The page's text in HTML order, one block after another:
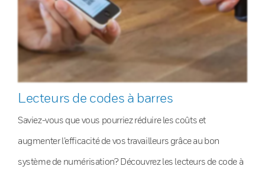
Lecteurs de codes à barres
Saviez-vous que vous pourriez réduire les coûts et
augmenter l’efficacité de vos travailleurs grâce au bon
système de numérisation? Découvrez les lecteurs de code à